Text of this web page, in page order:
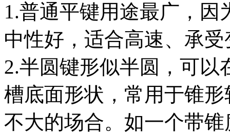
1.普通平键用途最广，
中性好，适合高速、承
2.半圆键形似半圆，可
槽底面形状，常用于锥
不大的场合。如一个带